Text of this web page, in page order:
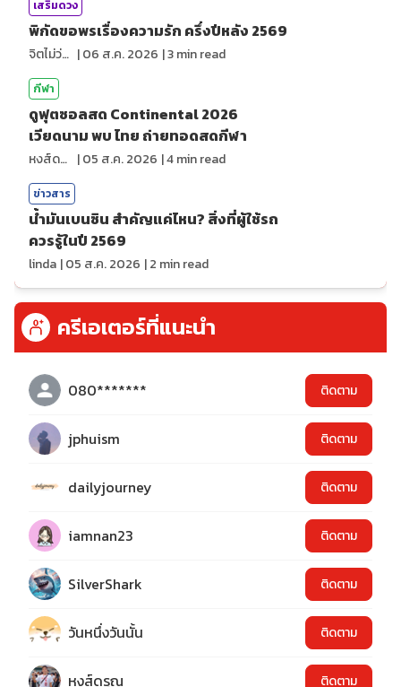
เสริมดวง
พิกัดขอพรเรื่องความรัก ครึ่งปีหลัง 2569
จิตไม่ว่าง |06 ส.ค. 2026 |3min read
กีฬา
ดูฟุตซอลสด Continental 2026
เวียดนาม พบ ไทย ถ่ายทอดสดกีฬา
หงส์ดรุณ |05 ส.ค. 2026 |4min read
ข่าวสาร
น้ำมันเบนซิน สำคัญแค่ไหน? สิ่งที่ผู้ใช้รถ
ควรรู้ในปี 2569
linda |05 ส.ค. 2026 |2 min read
ครีเอเตอร์ที่แนะนำ
080******* ติดตาม
jphuism ติดตาม
dailyjourney ติดตาม
iamnan23 ติดตาม
SilverShark ติดตาม
วันหนึ่งวันนั้น ติดตาม
หงส์ดรุณ ติดตาม